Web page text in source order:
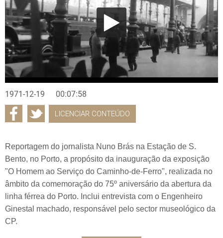
1971-12-19 00:07:58
LICENCIAR CONTEÚDO
Reportagem do jornalista Nuno Brás na Estação de S.
Bento, no Porto, a propósito da inauguração da exposição
"O Homem ao Serviço do Caminho-de-Ferro", realizada no
âmbito da comemoração do 75º aniversário da abertura da
linha férrea do Porto. Inclui entrevista com o Engenheiro
Ginestal machado, responsável pelo sector museológico da
CP.